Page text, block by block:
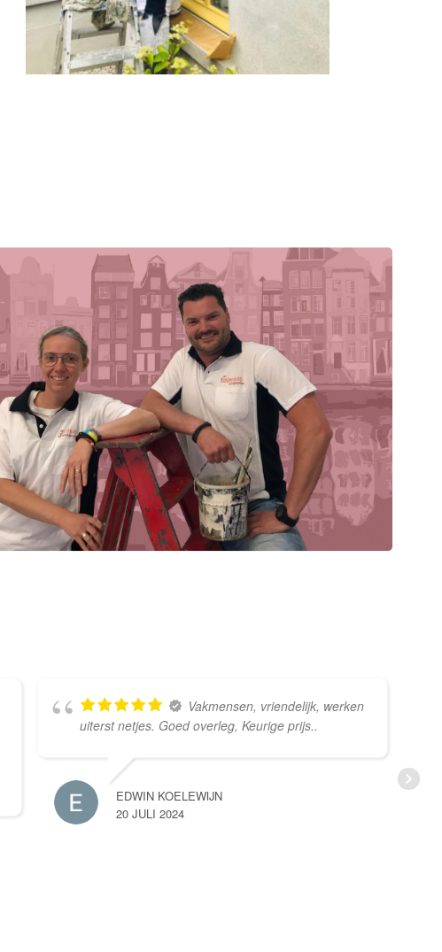
Vakmensen, vriendelijk, werken
uiterst netjes. Goed overleg, Keurige prijs..
EDWIN KOELEWIJN
20 JULI 2024